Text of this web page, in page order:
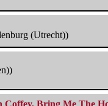
(Utrecht))